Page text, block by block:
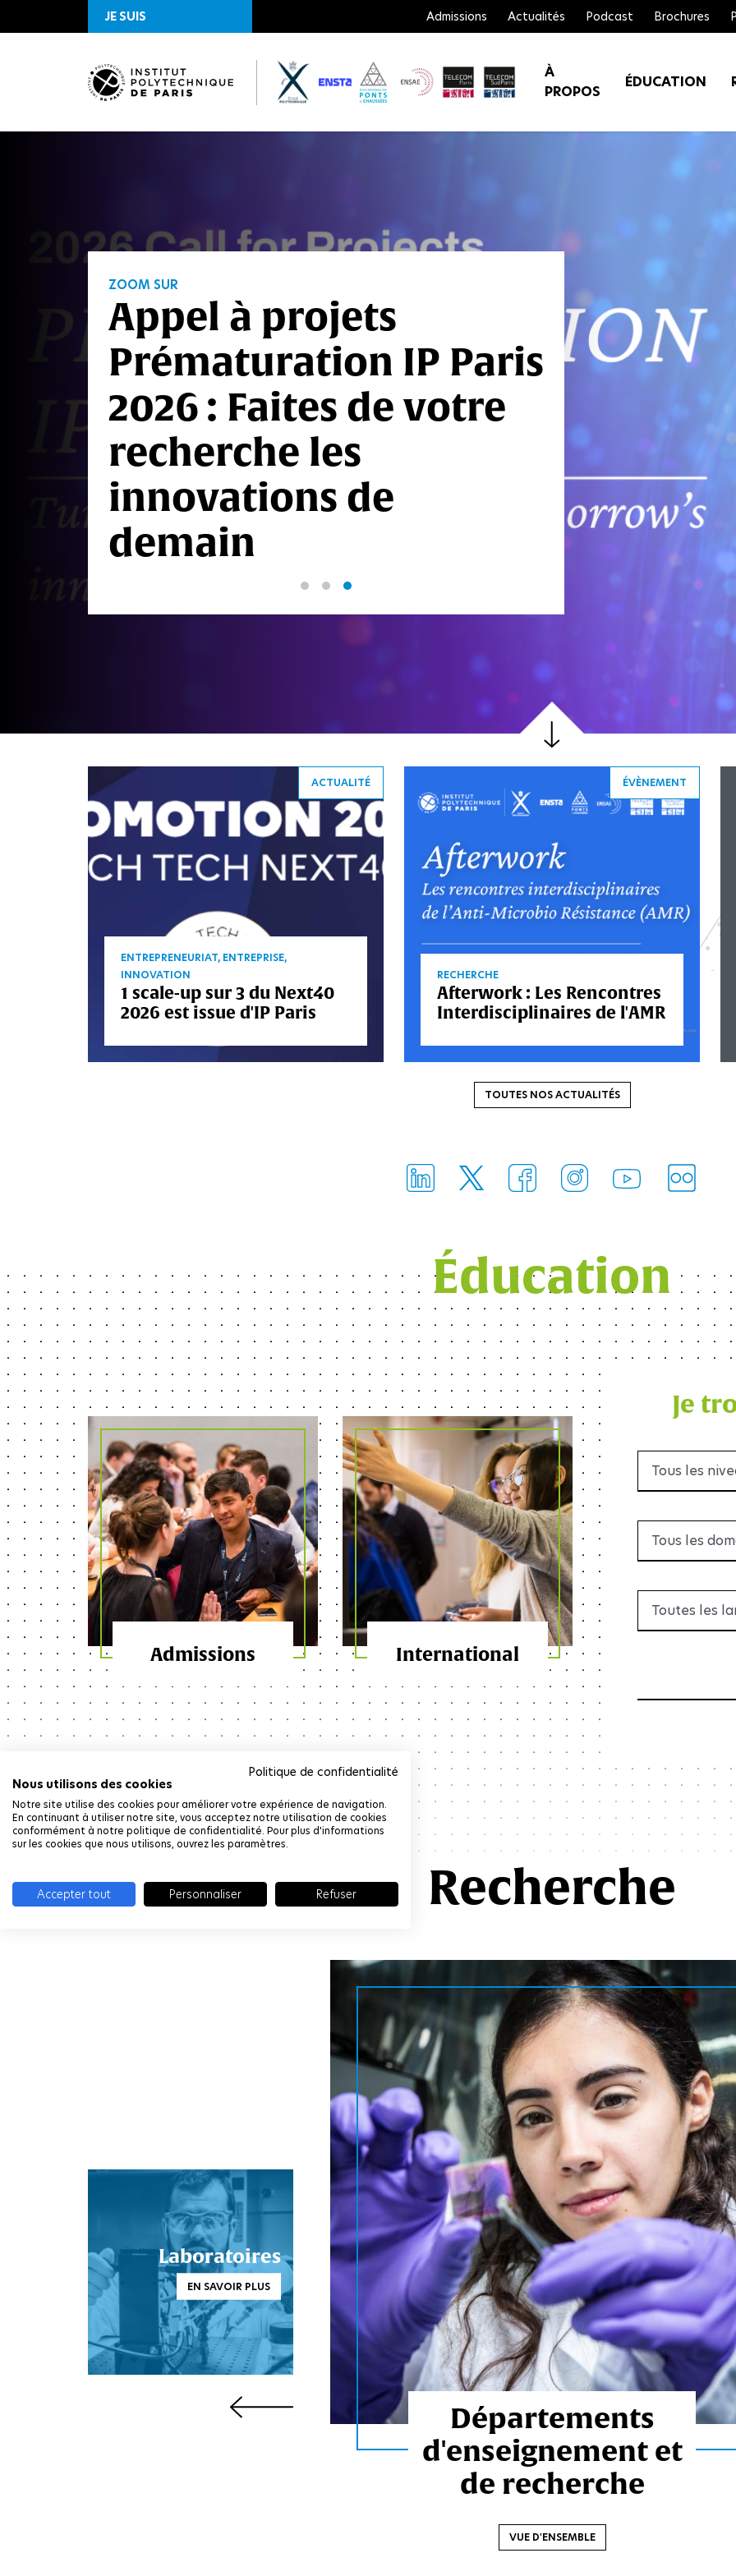
Politique de confidentialité
Nous utilisons des cookies
Notre site utilise des cookies pour améliorer votre expérience de navigation.
En continuant à utiliser notre site, vous acceptez notre utilisation de cookies
conformément à notre politique de confidentialité. Pour plus d'informations
sur les cookies que nous utilisons, ouvrez les paramètres.
Accepter tout Personnaliser Refuser
JE SUIS Admissions Actualités Podcast Brochures
À
PROPOS
ÉDUCATION
l'Institut
Polytechnique
Paris
ZOOM SUR
Appel à projets
Prématuration IP Paris
2026 : Faites de votre
recherche les
innovations de
demain
ACTUALITÉ
ENTREPRENEURIAT, ENTREPRISE,
INNOVATION
1 scale-up sur 3 du Next40
2026 est issue d'IP Paris
1 scale-up sur 3 du Next40 2026 est
issue d'IP Paris
issues de l'Institut Polytechnique de Paris (IP
Paris) figurent parmi les 120 lauréats.
Fondées, cofondées ou dirigées par des
alumni des écoles membres, ou ayant été
accompagnées par les incubateurs de
l'Institut, elles représentent plus d'un quart
de la sélection French Tech 120 (FT120) .
Parmi elles, 15 intègrent le Next40, soit plus
d'un tiers des entreprises distinguées dans
cette catégorie, illustrant la capacité des
talents formés à IP Paris à faire émerger des
leaders technologiques de dimension
internationale.
LIRE LA SUITE
ÉVÈNEMENT
RECHERCHE
Afterwork : Les Rencontres
Interdisciplinaires de l'AMR
Afterwork : Les Rencontres
Interdisciplinaires de l'AMR
Microbio Résistance (AMR) et aborder les
perspectives offertes par une approche
interdisciplinaire et innovante de cette
menace majeure. Cet événement bénéficie
d'une Bourse New Synergies Serge Schoen du
Centre Interdisciplinaire...
LIRE LA SUITE
TOUTES NOS ACTUALITÉS
LinkedIn Twitter FacebookInstagramYoutube
Éducation
Admissions International
Je
Recherche
Laboratoires
EN SAVOIR PLUS
Départements
d'enseignement et
de recherche
VUE D'ENSEMBLE